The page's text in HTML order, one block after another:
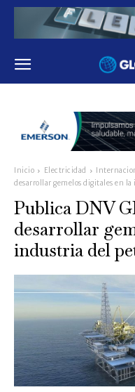
Inicio Electricidad
desarrollar gemelos digitales en
Publica DNV
desarrollar
industria del